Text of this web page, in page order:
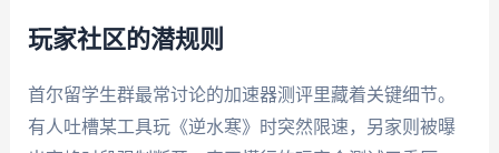
玩家社区的潜规则
首尔留学生群最常讨论的加速器测评里藏着关键细节。
有人吐槽某工具玩《逆水寒》时突然限速，另家则被曝